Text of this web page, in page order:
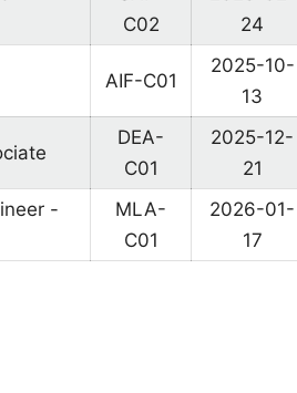
C02
24
AIF-C01
2025-10-
13
DEA-
C01
2025-12-
21
-
MLA-
C01
2026-01-
17